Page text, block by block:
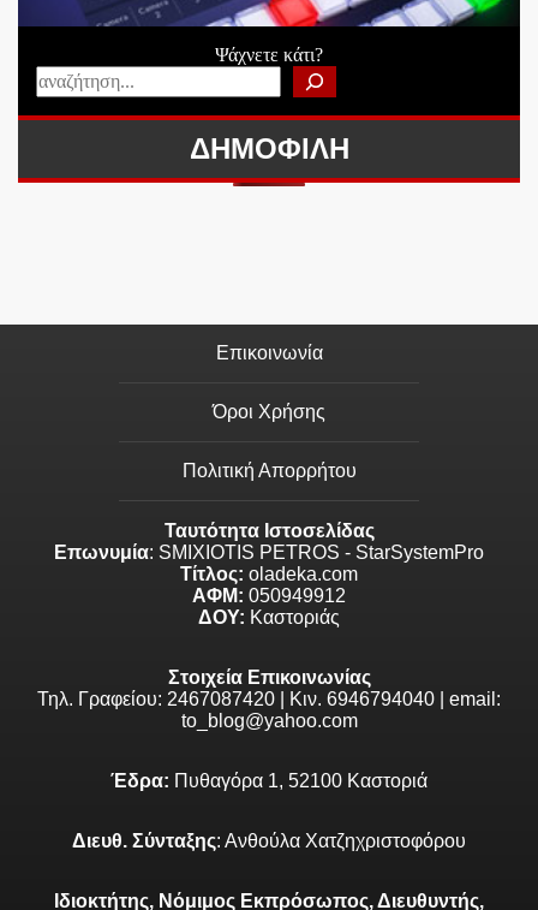
Ψάχνετε κάτι?
ΔΗΜΟΦΙΛΗ
Επικοινωνία
Όροι Χρήσης
Πολιτική Απορρήτου
Ταυτότητα Ιστοσελίδας
Επωνυμία: SMIXIOTIS PETROS - StarSystemPro
Τίτλος: oladeka.com
ΑΦΜ: 050949912
ΔΟΥ: Καστοριάς
Στοιχεία Επικοινωνίας
Τηλ. Γραφείου: 2467087420 | Κιν. 6946794040 | email:
to_blog@yahoo.com
Έδρα: Πυθαγόρα 1, 52100 Καστοριά
Διευθ. Σύνταξης: Ανθούλα Χατζηχριστοφόρου
Ιδιοκτήτης, Νόμιμος Εκπρόσωπος, Διευθυντής,